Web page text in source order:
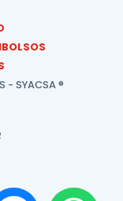
- SYACSA ®